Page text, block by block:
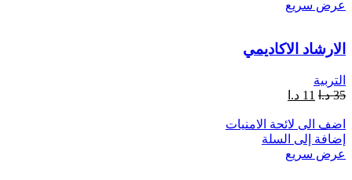
عرض سريع
الارشاد الاكاديمي
التربية
35 د.ا 11 د.ا
اضف الى لائحة الامنيات
إضافة إلى السلة
عرض سريع